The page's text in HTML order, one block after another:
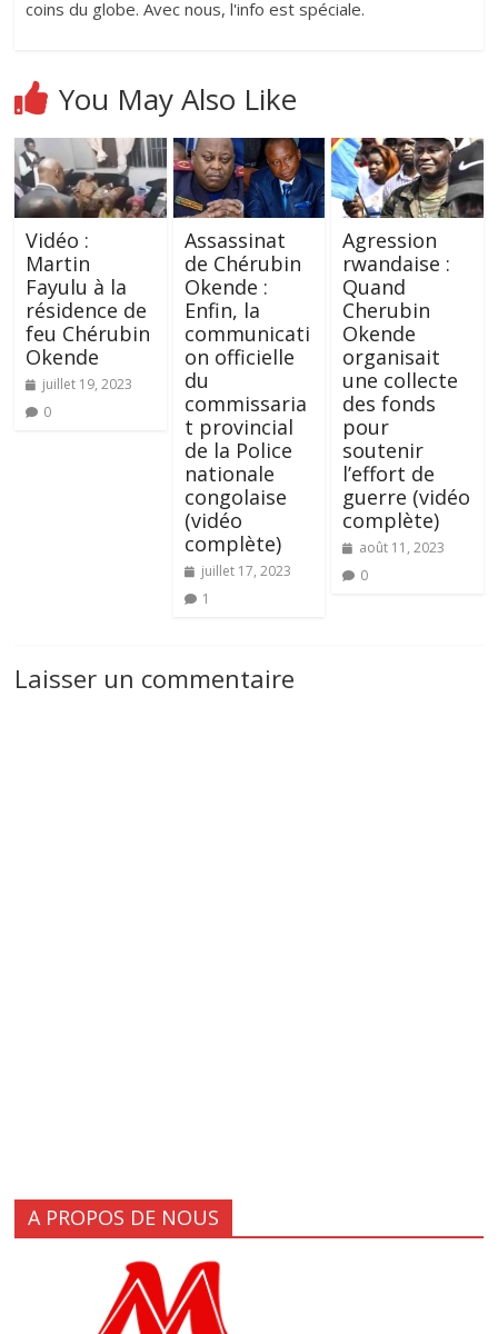
coins du globe. Avec nous, l'info est spéciale.
You May Also Like
Vidéo :
Martin
Fayulu à la
résidence de
feu Chérubin
Okende
juillet 19, 2023
0
Assassinat
de Chérubin
Okende :
Enfin, la
communicati
on officielle
du
commissaria
t provincial
de la Police
nationale
congolaise
(vidéo
complète)
juillet 17, 2023
1
Agression
rwandaise :
Quand
Cherubin
Okende
organisait
une collecte
des fonds
pour
soutenir
l’effort de
guerre (vidéo
complète)
août 11, 2023
0
Laisser un commentaire
A PROPOS DE NOUS